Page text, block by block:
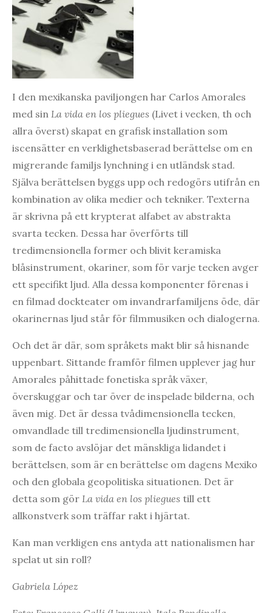
I den mexikanska paviljongen har Carlos Amorales
med sin La vida en los pliegues (Livet i vecken, th och
allra överst) skapat en grafisk installation som
iscensätter en verklighetsbaserad berättelse om en
migrerande familjs lynchning i en utländsk stad.
Själva berättelsen byggs upp och redogörs utifrån en
kombination av olika medier och tekniker. Texterna
är skrivna på ett krypterat alfabet av abstrakta
svarta tecken. Dessa har överförts till
tredimensionella former och blivit keramiska
blåsinstrument, okariner, som för varje tecken avger
ett specifikt ljud. Alla dessa komponenter förenas i
en filmad dockteater om invandrarfamiljens öde, där
okarinernas ljud står för filmmusiken och dialogerna.
Och det är där, som språkets makt blir så hisnande
uppenbart. Sittande framför filmen upplever jag hur
Amorales påhittade fonetiska språk växer,
överskuggar och tar över de inspelade bilderna, och
även mig. Det är dessa tvådimensionella tecken,
omvandlade till tredimensionella ljudinstrument,
som de facto avslöjar det mänskliga lidandet i
berättelsen, som är en berättelse om dagens Mexiko
och den globala geopolitiska situationen. Det är
detta som gör La vida en los pliegues till ett
allkonstverk som träffar rakt i hjärtat.
Kan man verkligen ens antyda att nationalismen har
spelat ut sin roll?
Gabriela López